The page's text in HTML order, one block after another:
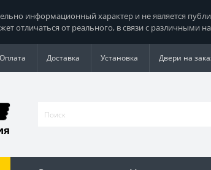
информационный характер и не является
отличаться от реального, в связи с различными
Оплата Доставка Установка Двери на